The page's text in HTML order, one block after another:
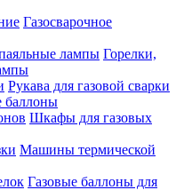
Газосварочное
Горелки,
Рукава для газовой сварки
баллоны
Шкафы для газовых
Машины термической
Газовые баллоны для